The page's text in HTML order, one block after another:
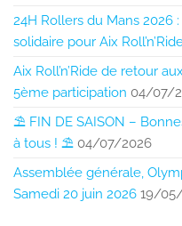
24H Rollers du Mans
solidaire pour Aix
Aix Roll’n’Ride de retour
5ème participation 04/07/
⛱️ FIN DE SAISON –
à tous ! ⛱️ 04/07/2026
Assemblée générale,
Samedi 20 juin 2026 19/